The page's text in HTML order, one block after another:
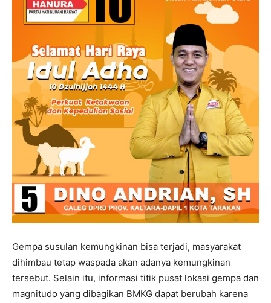
Gempa susulan kemungkinan bisa terjadi, masyarakat
dihimbau tetap waspada akan adanya kemungkinan
tersebut. Selain itu, informasi titik pusat lokasi gempa dan
magnitudo yang dibagikan BMKG dapat berubah karena